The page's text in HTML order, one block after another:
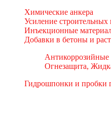
Химические анкера
Усиление строительных
Инъекционные
Добавки в бетоны и
Антикоррозийные
Огнезащита,
Гидрошпонки и пробки